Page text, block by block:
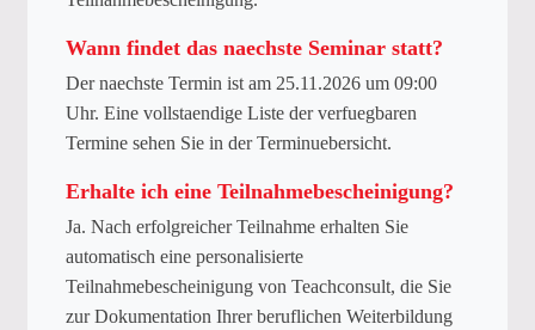
Wann findet das naechste Seminar statt?
Der naechste Termin ist am 25.11.2026 um 09:00
Uhr. Eine vollstaendige Liste der verfuegbaren
Termine sehen Sie in der Terminuebersicht.
Erhalte ich eine Teilnahmebescheinigung?
Ja. Nach erfolgreicher Teilnahme erhalten Sie
automatisch eine personalisierte
Teilnahmebescheinigung von Teachconsult, die Sie
zur Dokumentation Ihrer beruflichen Weiterbildung